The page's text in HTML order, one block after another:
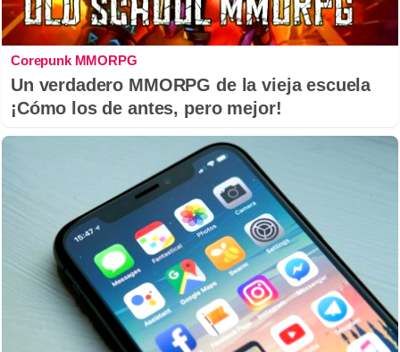
Corepunk MMORPG
Un verdadero MMORPG de la vieja escuela
¡Cómo los de antes, pero mejor!